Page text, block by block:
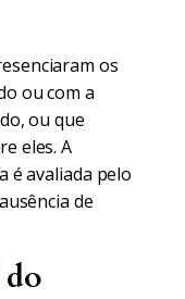
os
ou com a
ou que
eles. A
é avaliada pelo
de